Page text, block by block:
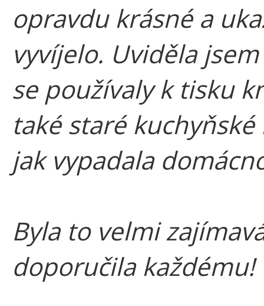
opravdu krásné a
vyvíjelo. Uviděla
se používaly k tisku
také staré
jak vypadala
Byla to velmi
doporučila každému!